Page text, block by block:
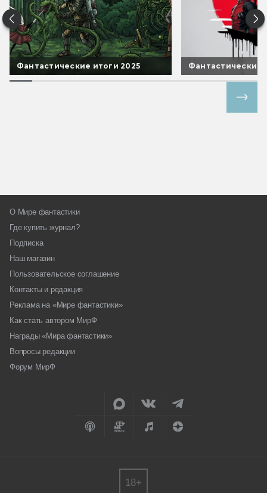
Фантастические итоги 2025 Фантастические
О Мире фантастики
Где купить журнал?
Подписка
Наш магазин
Пользовательское соглашение
Контакты и редакция
Реклама на «Мире фантастики»
Как стать автором МирФ
Награды «Мира фантастики»
Вопросы редакции
Форум МирФ
18+